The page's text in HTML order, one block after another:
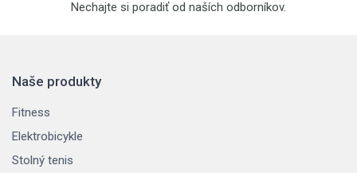
Nechajte si poradiť od naších odborníkov.
Naše produkty
Fitness
Elektrobicykle
Stolný tenis